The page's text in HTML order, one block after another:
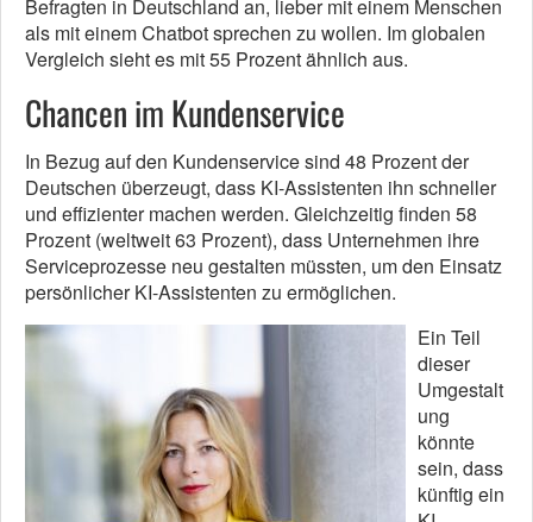
Befragten in Deutschland an, lieber mit einem Menschen
als mit einem Chatbot sprechen zu wollen. Im globalen
Vergleich sieht es mit 55 Prozent ähnlich aus.
Chancen im Kundenservice
In Bezug auf den Kundenservice sind 48 Prozent der
Deutschen überzeugt, dass KI-Assistenten ihn schneller
und effizienter machen werden. Gleichzeitig finden 58
Prozent (weltweit 63 Prozent), dass Unternehmen ihre
Serviceprozesse neu gestalten müssten, um den Einsatz
persönlicher KI-Assistenten zu ermöglichen.
Ein Teil
dieser
Umgestalt
ung
könnte
sein, dass
künftig ein